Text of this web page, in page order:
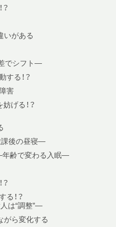
がある
でシフト—
る！？
害
げる！？
課後の昼寝—
年齢で変わる入眠—
！？
は“調整”—
ら変化する